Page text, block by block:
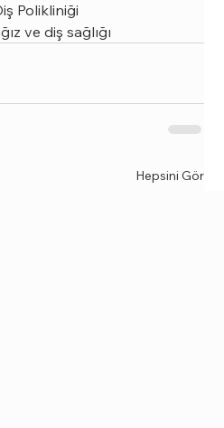
Polikliniği
ve diş sağlığı
Hepsini Gör